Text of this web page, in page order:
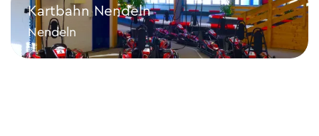
Kartbahn Nendeln
Nendeln
Kartbahn Nendeln